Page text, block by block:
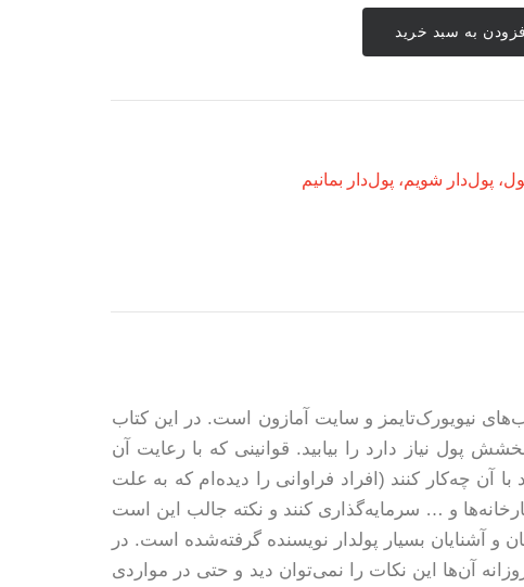
به سبد خرید
پول‌دار شویم، پول‌دار بمانیم
نیویورک‌تایمز و سایت آمازون است. در این کتاب
پول نیاز دارد را بیابید. قوانینی که با رعایت آن
آن چه‌کار کنند (افراد فراوانی را دیده‌ام که به علت
و … سرمایه‌گذاری کنند و نکته جالب این است
و آشنایان بسیار پولدار نویسنده گرفته‌شده است. در
آن‌ها این نکات را نمی‌توان دید و حتی در مواردی